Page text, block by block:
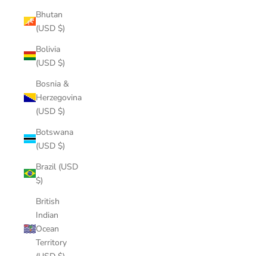
Bhutan
(USD $)
Bolivia
(USD $)
Bosnia &
Herzegovina
(USD $)
Botswana
(USD $)
Brazil (USD
$)
British
Indian
Ocean
Territory